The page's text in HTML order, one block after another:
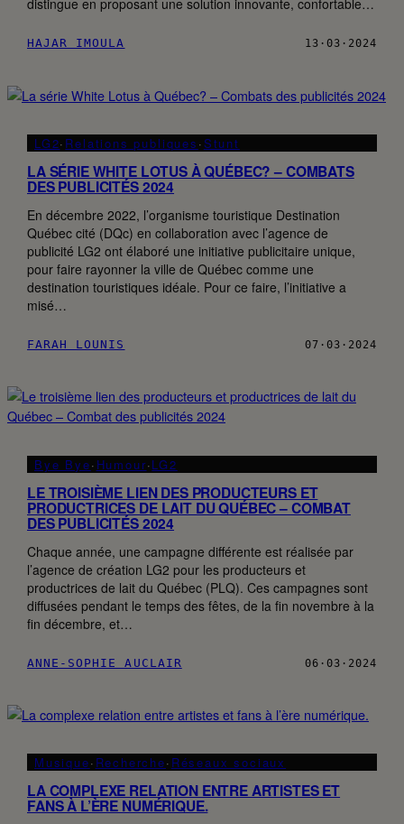
distingue en proposant une solution innovante, confortable…
HAJAR IMOULA 13·03·2024
LG2· Relations publiques ·Stunt
LA SÉRIE WHITE LOTUS À QUÉBEC? – COMBATS
DES PUBLICITÉS 2024
En décembre 2022, l’organisme touristique Destination
Québec cité (DQc) en collaboration avec l’agence de
publicité LG2 ont élaboré une initiative publicitaire unique,
pour faire rayonner la ville de Québec comme une
destination touristiques idéale. Pour ce faire, l’initiative a
misé…
FARAH LOUNIS 07·03·2024
Bye Bye· Humour·LG2
LE TROISIÈME LIEN DES PRODUCTEURS ET
PRODUCTRICES DE LAIT DU QUÉBEC – COMBAT
DES PUBLICITÉS 2024
Chaque année, une campagne différente est réalisée par
l’agence de création LG2 pour les producteurs et
productrices de lait du Québec (PLQ). Ces campagnes sont
diffusées pendant le temps des fêtes, de la fin novembre à la
fin décembre, et…
ANNE-SOPHIE AUCLAIR 06·03·2024
Musique· Recherche· Réseaux sociaux
LA COMPLEXE RELATION ENTRE ARTISTES ET
FANS À L’ÈRE NUMÉRIQUE.